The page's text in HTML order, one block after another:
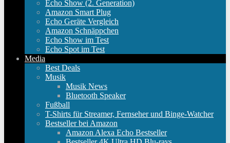
Echo Show (2. Generation)
Amazon Smart Plug
Echo Geräte Vergleich
Amazon Schnäppchen
Echo Show im Test
Echo Spot im Test
Media
Best Deals
Musik
Musik News
Bluetooth Speaker
Fußball
T-Shirts für Streamer, Fernseher und Binge-Watcher
Bestseller bei Amazon
Amazon Alexa Echo Bestseller